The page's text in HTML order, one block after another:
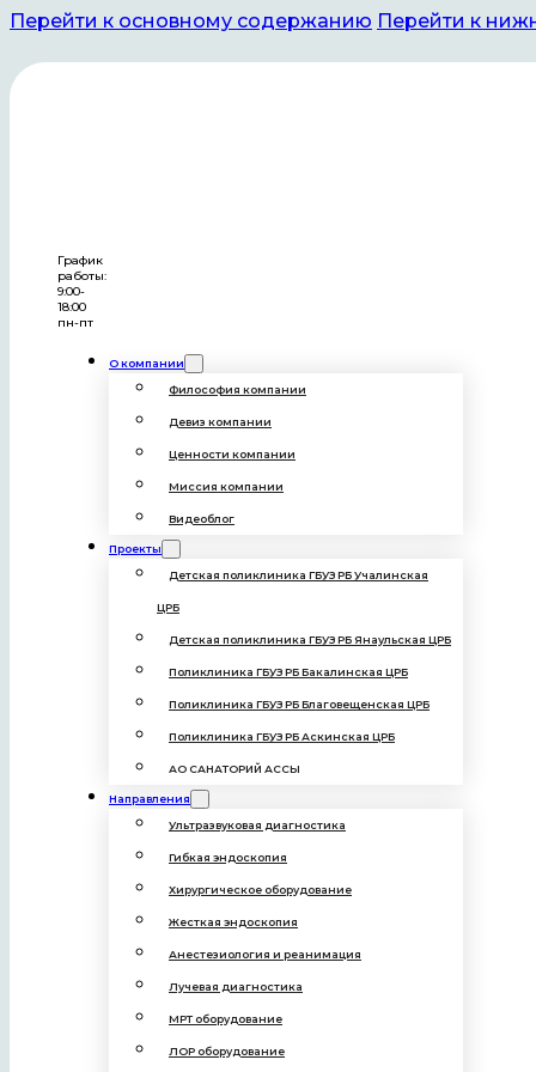
Перейти к основному содержанию Перейти к
График
работы:
9:00-
18:00
пн-пт
О компании
Философия компании
Девиз компании
Ценности компании
Миссия компании
Видеоблог
Проекты
Детская поликлиника ГБУЗ РБ Учалинская
ЦРБ
Детская поликлиника ГБУЗ РБ Янаульская ЦРБ
Поликлиника ГБУЗ РБ Бакалинская ЦРБ
Поликлиника ГБУЗ РБ Благовещенская ЦРБ
Поликлиника ГБУЗ РБ Аскинская ЦРБ
АО САНАТОРИЙ АССЫ
Направления
Ультразвуковая диагностика
Гибкая эндоскопия
Хирургическое оборудование
Жесткая эндоскопия
Анестезиология и реанимация
Лучевая диагностика
МРТ оборудование
ЛОР оборудование
Видеоблог